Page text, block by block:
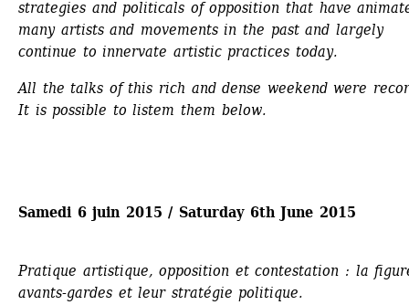
strategies and politicals of opposition that have
many artists and movements in the past and largely
continue to innervate artistic practices today.
All the talks of this rich and dense weekend were
It is possible to listem them below.
Samedi 6 juin 2015 / Saturday 6th June 2015
Pratique artistique, opposition et contestation : la
avants-gardes et leur stratégie politique.